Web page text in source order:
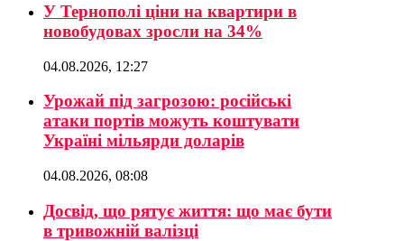
У Тернополі ціни на квартири в
новобудовах зросли на 34%
04.08.2026, 12:27
Урожай під загрозою: російські
атаки портів можуть коштувати
Україні мільярди доларів
04.08.2026, 08:08
Досвід, що рятує життя: що має бути
в тривожній валізці